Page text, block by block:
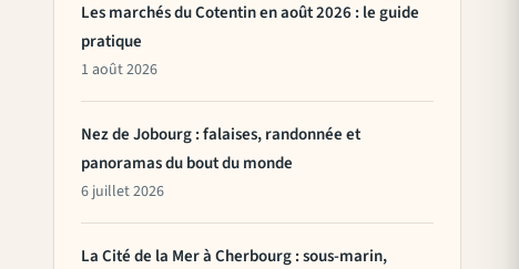
Les marchés du Cotentin en août 2026 : le guide
pratique
1 août 2026
Nez de Jobourg : falaises, randonnée et
panoramas du bout du monde
6 juillet 2026
La Cité de la Mer à Cherbourg : sous-marin,